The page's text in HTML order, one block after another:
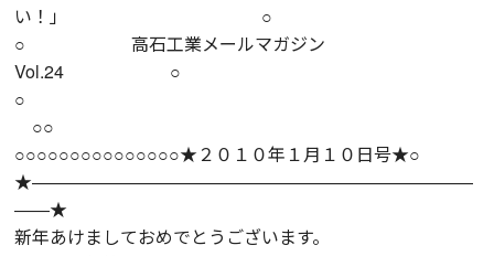
い！」 ○
○ 高石工業メールマガジン
Vol.24 ○
○
○○
○○○○○○○○○○○○○○○★２０１０年１月１０日号★○
★―――――――――――――――――――――――――
――★
新年あけましておめでとうございます。